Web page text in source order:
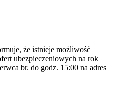
że istnieje możliwość
ubezpieczeniowych na rok
br. do godz. 15:00 na adres